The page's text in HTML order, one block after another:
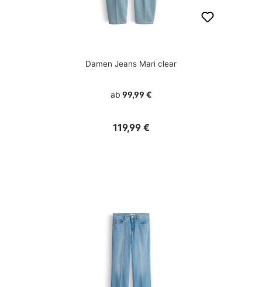
Damen Jeans Mari clear
ab 99,99 €
Regulärer Preis:
119,99 €